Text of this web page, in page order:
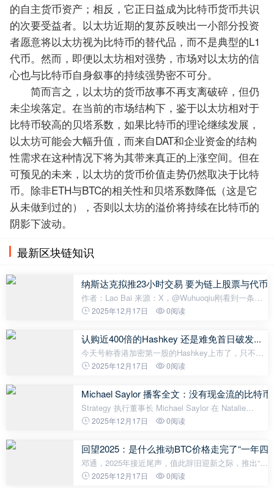
的自主货币资产；相反，它正日益成为比特币货币共识
的次要受益者。以太坊近期的复苏反映出一小部分投资
者愿意将以太坊视为比特币的替代品，而不是典型的L1
代币。然而，即便以太坊相对强势，市场对以太坊的信
心也与比特币自身叙事的持续强势密不可分。
简而言之，以太坊的货币故事不再支离破碎，但仍
未尘埃落定。在当前的市场结构下，鉴于以太坊相对于
比特币较高的贝塔系数，如果比特币的理论继续发展，
以太坊可能会大幅升值，而来自DAT和企业资金的结构
性需求在这种情况下将为其带来真正的上涨空间。但在
可预见的未来，以太坊的货币价值走势仍然取决于比特
币。除非ETH与BTC的相关性和贝塔系数降低（这是它
从未做到过的），否则以太坊的溢价将持续在比特币的
阴影下波动。
最新区块链知识
纳斯达克拟推23小时交易 要为链上股票与代币
作者：Lao Bai 来源：X，@Wuhuoqiu刚看到一条很
有意思的新闻：几个小时前，纳斯达克正式向SEC提
把“夜盘”正式纳入官方交易体系嗯？你这是
2025年12月17日 0阅读
认购近400倍的Hashkey 还是难免首日破发...
今天号称香港加密第一股的Hashkey上市了，只不过
目前走势有点难看：IPO号称认购395倍，发行价6.68
价跌到最低6.12港币，看盘面要不是
2025年12月17日 0阅读
Michael Saylor 播客全文：没有现金流的比特
Strategy 执行董事长 Michael Saylor 在 Natalie
Brunell 播客采访中表示，比特币近期价格走势平淡，
段，早期持有者逐步套现，而机构正
2025年12月17日 0阅读
回望2025：是什么推动BTC价格走完了“一年四
邓通，2025年接近尾声，值此辞旧迎新之际，推出“回
望2025”系列文章。复盘加密行业年内进展，也愿行业
2025年12月17日 0阅读